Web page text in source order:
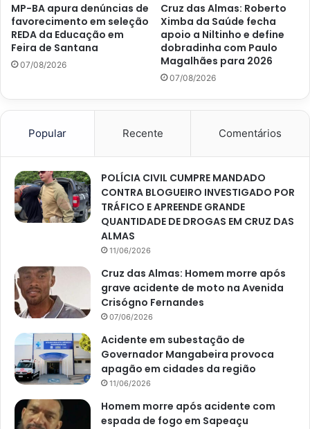
MP-BA apura denúncias de
favorecimento em seleção
REDA da Educação em
Feira de Santana
07/08/2026
Cruz das Almas: Roberto
Ximba da Saúde fecha
apoio a Niltinho e define
dobradinha com Paulo
Magalhães para 2026
07/08/2026
Popular Recente Comentários
POLÍCIA CIVIL CUMPRE MANDADO
CONTRA BLOGUEIRO INVESTIGADO POR
TRÁFICO E APREENDE GRANDE
QUANTIDADE DE DROGAS EM CRUZ DAS
ALMAS
11/06/2026
Cruz das Almas: Homem morre após
grave acidente de moto na Avenida
Crisógno Fernandes
07/06/2026
Acidente em subestação de
Governador Mangabeira provoca
apagão em cidades da região
11/06/2026
Homem morre após acidente com
espada de fogo em Sapeaçu